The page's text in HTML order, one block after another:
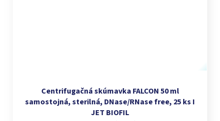
Centrifugačná skúmavka FALCON 50 ml
samostojná, sterilná, DNase/RNase free, 25 ks I
JET BIOFIL